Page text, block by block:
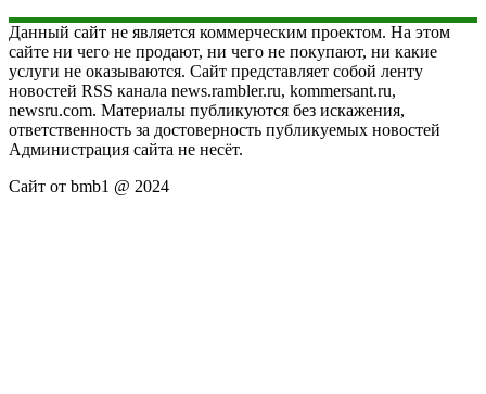
Данный сайт не является коммерческим проектом. На этом
сайте ни чего не продают, ни чего не покупают, ни какие
услуги не оказываются. Сайт представляет собой ленту
новостей RSS канала news.rambler.ru, kommersant.ru,
newsru.com. Материалы публикуются без искажения,
ответственность за достоверность публикуемых новостей
Администрация сайта не несёт.
Сайт от bmb1 @ 2024